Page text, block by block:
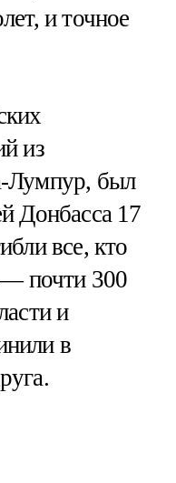
и точное
из
Лумпур, был
Донбасса 17
все, кто
— почти 300
и
в